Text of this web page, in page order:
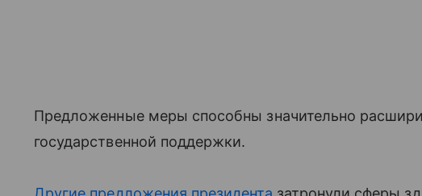
Предложенные меры способны значительно
государственной поддержки.